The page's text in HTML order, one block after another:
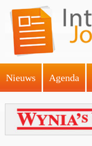
Nieuws Agenda